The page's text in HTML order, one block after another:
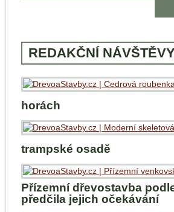
REDAKČNÍ
horách
trampské osadě
Přízemní dřevostavba
předčila jejich očekávání